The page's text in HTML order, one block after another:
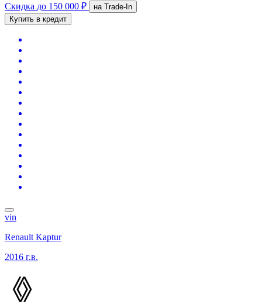
Скидка до 150 000 ₽
на Trade-In
Купить в кредит
vin
Renault Kaptur
2016 г.в.